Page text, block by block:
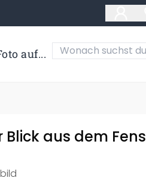
auf...
aus dem